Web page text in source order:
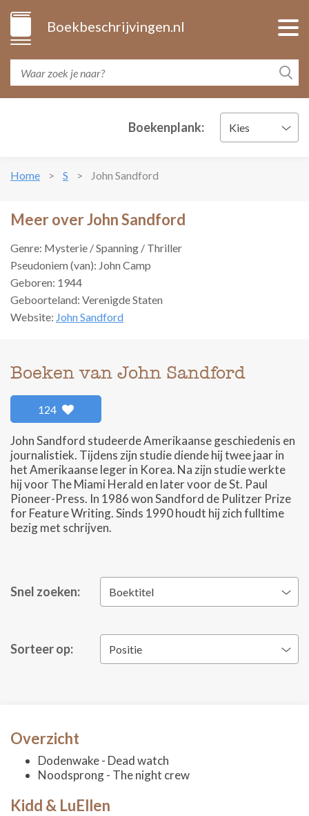
Boekbeschrijvingen.nl
Boekenplank: Kies
Home S John Sandford
Meer over John Sandford
Genre: Mysterie / Spanning / Thriller
Pseudoniem (van): John Camp
Geboren: 1944
Geboorteland: Verenigde Staten
Website: John Sandford
Boeken van John Sandford
124
John Sandford studeerde Amerikaanse geschiedenis en
journalistiek. Tijdens zijn studie diende hij twee jaar in
het Amerikaanse leger in Korea. Na zijn studie werkte
hij voor The Miami Herald en later voor de St. Paul
Pioneer-Press. In 1986 won Sandford de Pulitzer Prize
for Feature Writing. Sinds 1990 houdt hij zich fulltime
bezig met schrijven.
Snel zoeken: Boektitel
Sorteer op: Positie
Overzicht
Dodenwake - Dead watch
Noodsprong - The night crew
Kidd & LuEllen